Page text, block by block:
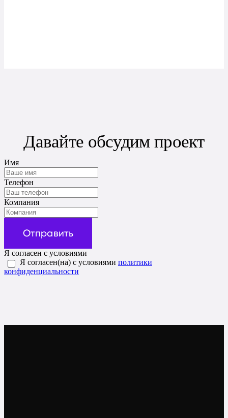
Давайте обсудим проект
Имя
Телефон
Компания
Отправить
Я согласен с условиями
Я согласен(на) с условиями политики
конфиденциальности